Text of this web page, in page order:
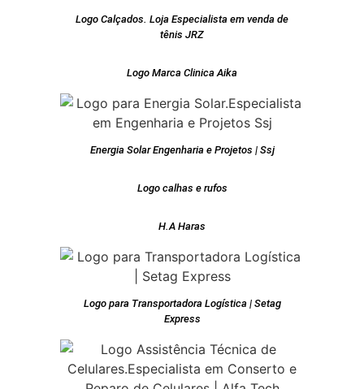
Logo Calçados. Loja Especialista em venda de
tênis JRZ
Logo Marca Clinica Aika
Energia Solar Engenharia e Projetos | Ssj
Logo calhas e rufos
H.A Haras
Logo para Transportadora Logística | Setag
Express